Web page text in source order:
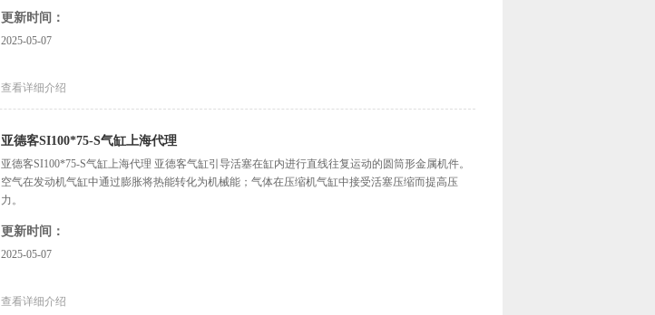
更新时间：
2025-05-07
查看详细介绍
亚德客SI100*75-S气缸上海代理
亚德客SI100*75-S气缸上海代理 亚德客气缸引导活塞在缸内进行直线往复运动的圆筒形金属机件。
空气在发动机气缸中通过膨胀将热能转化为机械能；气体在压缩机气缸中接受活塞压缩而提高压
力。
更新时间：
2025-05-07
查看详细介绍